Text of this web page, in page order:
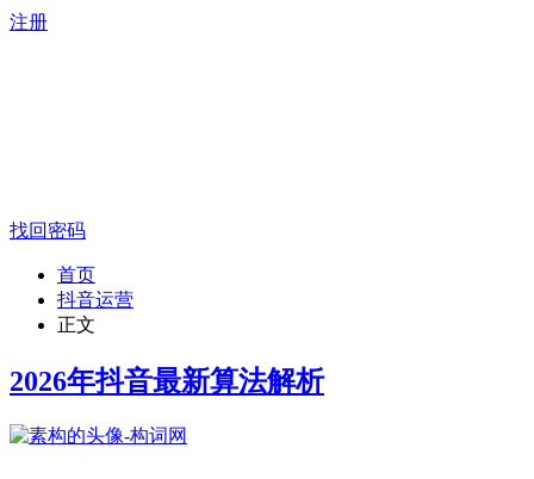
注册
找回密码
首页
抖音运营
正文
2026年抖音最新算法解析